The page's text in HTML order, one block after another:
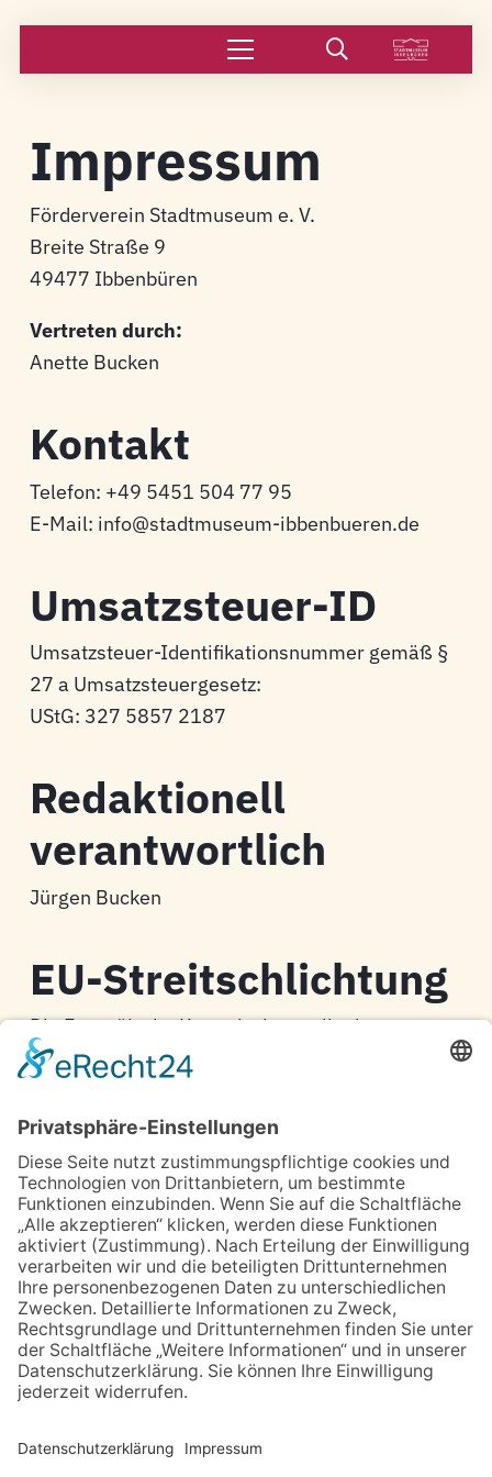
Impressum
Förderverein Stadtmuseum e. V.
Breite Straße 9
49477 Ibbenbüren
Vertreten durch:
Anette Bucken
Kontakt
Telefon: +49 5451 504 77 95
E-Mail: info@stadtmuseum-ibbenbueren.de
Umsatzsteuer-ID
Umsatzsteuer-Identifikationsnummer gemäß §
27 a Umsatzsteuergesetz:
UStG: 327 5857 2187
Redaktionell
verantwortlich
Jürgen Bucken
EU-Streitschlichtung
Die Europäische Kommission stellt eine
Plattform zur Online-Streitbeilegung (OS) bereit:
Unsere E-Mail-Adresse finden Sie oben im
Impressum.
Verbraucher­streit­
beilegung/Universal­
schlichtungs­stelle
Wir sind nicht bereit oder verpflichtet, an
Verbraucherschlichtungsstelle teilzunehmen.